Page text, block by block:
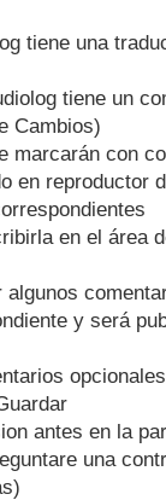
tiene una
tiene un
Cambios)
marcarán con
en reproductor
en el área
y será
antes en la
una